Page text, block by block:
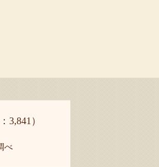
3,841）
べ